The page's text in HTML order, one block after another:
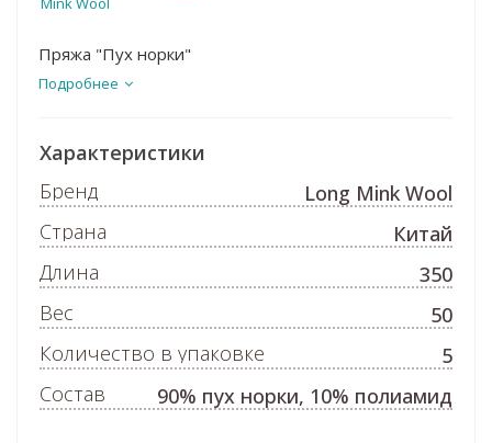
Пряжа "Пух норки"
Подробнее
Характеристики
Бренд
Long Mink Wool
Страна
Китай
Длина
350
Вес
50
Количество в упаковке
5
Состав
90% пух норки, 10% полиамид